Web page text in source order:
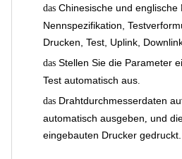
das Chinesische und englische
Nennspezifikation,
Drucken, Test, Uplink,
das Stellen Sie die Parameter
Test automatisch aus.
das Drahtdurchmesserdaten
automatisch ausgeben, und
eingebauten Drucker gedruckt.